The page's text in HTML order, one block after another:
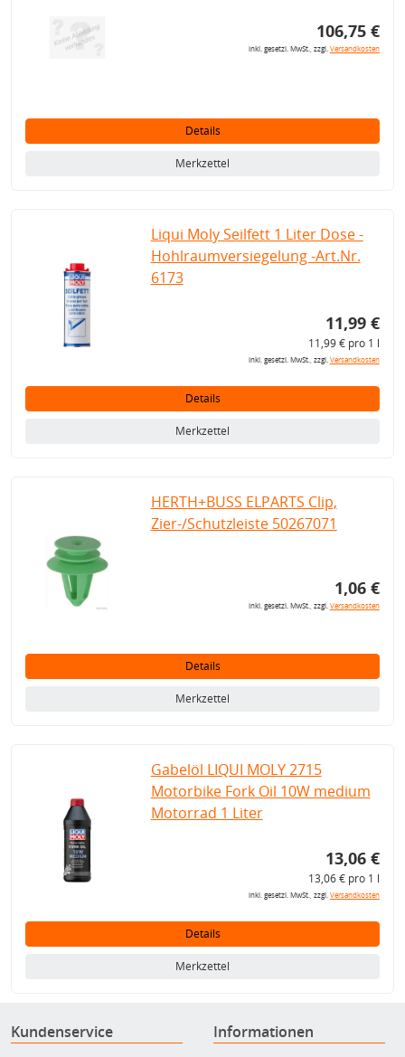
106,75 €
inkl. gesetzl. MwSt., zzgl.Versandkosten
Details
Merkzettel
Liqui Moly Seilfett 1 Liter Dose -
Hohlraumversiegelung -Art.Nr.
6173
11,99 €
11,99 € pro 1 l
inkl. gesetzl. MwSt., zzgl.Versandkosten
Details
Merkzettel
HERTH+BUSS ELPARTS Clip,
Zier-/Schutzleiste 50267071
1,06 €
inkl. gesetzl. MwSt., zzgl.Versandkosten
Details
Merkzettel
Gabelöl LIQUI MOLY 2715
Motorbike Fork Oil 10W medium
Motorrad 1 Liter
13,06 €
13,06 € pro 1 l
inkl. gesetzl. MwSt., zzgl.Versandkosten
Details
Merkzettel
Kundenservice Informationen